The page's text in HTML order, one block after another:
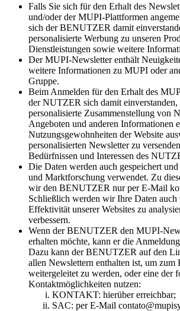
Falls Sie sich für den Erhalt des
und/oder der MUPI-Plattformen
sich der BENUTZER damit
personalisierte Werbung zu unseren
Dienstleistungen sowie weitere
Der MUPI-Newsletter enthält
weitere Informationen zu MUPI oder
Gruppe.
Beim Anmelden für den Erhalt des
der NUTZER sich damit
personalisierte Zusammenstellung von
Angeboten und anderen Informationen
Nutzungsgewohnheiten der Website
personalisierten Newsletter zu
Bedürfnissen und Interessen des
Die Daten werden auch gespeichert
und Marktforschung verwendet. Zu
wir den BENUTZER nur per E-Mail
Schließlich werden wir Ihre Daten auch
Effektivität unserer Websites zu
verbessern.
Wenn der BENUTZER den MUPI-
erhalten möchte, kann er die
Dazu kann der BENUTZER auf den
allen Newslettern enthalten ist, um zum
weitergeleitet zu werden, oder eine der
Kontaktmöglichkeiten nutzen:
KONTAKT: hierüber erreichbar;
SAC: per E-Mail